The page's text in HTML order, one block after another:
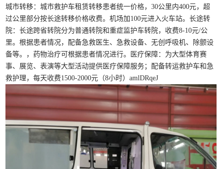
城市转移：城市救护车租赁转移患者统一价格，30公里内400元，超
过公里部分按长途转移价格收费。机场加100元进入火车站。长途转
院：长途跨省转院分为普通转院和重症监护车转院，收费8-10元/公
里。根据患者情况，配备急救医生、急救设备、无创呼吸机、除颤设
备等。，药物治疗可根据患者情况进行。医疗保障：为大型体育赛
事、展览、表演等大型活动提供医疗保障服务；配备转运救护车和急
救护理，每天收费1500-2000元（8小时）amlDRqeJ